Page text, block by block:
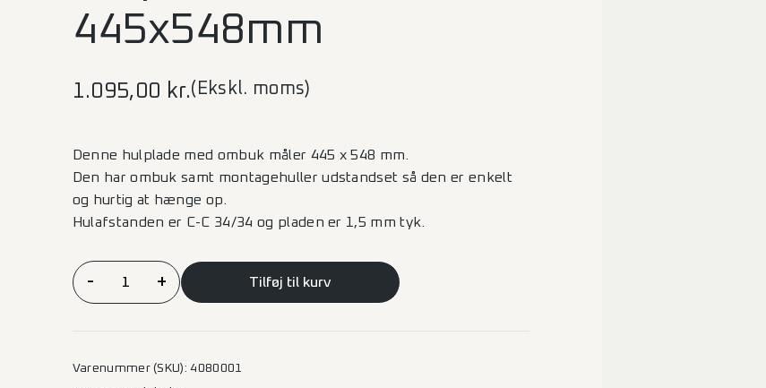
445x548mm
1.095,00 kr.(Ekskl. moms)
Denne hulplade med ombuk måler 445 x 548 mm.
Den har ombuk samt montagehuller udstandset så den er enkelt
og hurtig at hænge op.
Hulafstanden er C-C 34/34 og pladen er 1,5 mm tyk.
Hulplade
m/ombuk
- + Tilføj til kurv
Varenummer (SKU):4080001